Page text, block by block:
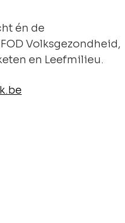
én de
Volksgezondheid,
en Leefmilieu.